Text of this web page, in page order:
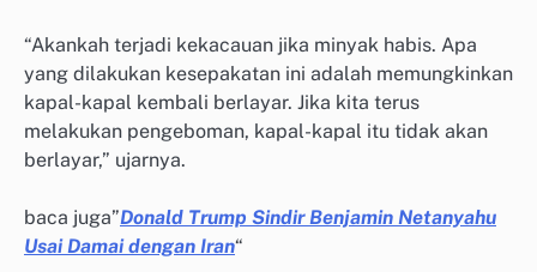
“Akankah terjadi kekacauan jika minyak habis. Apa
yang dilakukan kesepakatan ini adalah memungkinkan
kapal-kapal kembali berlayar. Jika kita terus
melakukan pengeboman, kapal-kapal itu tidak akan
berlayar,” ujarnya.
baca juga”Donald Trump Sindir Benjamin Netanyahu
Usai Damai dengan Iran“